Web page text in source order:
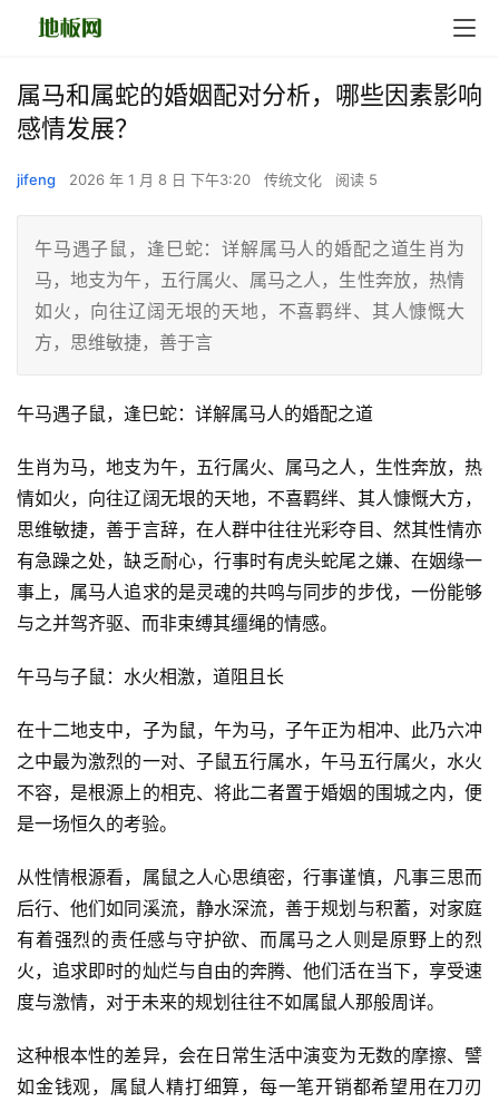
属马和属蛇的婚姻配对分析，哪些因素影响
感情发展？
jifeng 2026 年 1 月 8 日 下午3:20 传统文化 阅读 5
午马遇子鼠，逢巳蛇：详解属马人的婚配之道生肖为
马，地支为午，五行属火、属马之人，生性奔放，热情
如火，向往辽阔无垠的天地，不喜羁绊、其人慷慨大
方，思维敏捷，善于言
午马遇子鼠，逢巳蛇：详解属马人的婚配之道
生肖为马，地支为午，五行属火、属马之人，生性奔放，热
情如火，向往辽阔无垠的天地，不喜羁绊、其人慷慨大方，
思维敏捷，善于言辞，在人群中往往光彩夺目、然其性情亦
有急躁之处，缺乏耐心，行事时有虎头蛇尾之嫌、在姻缘一
事上，属马人追求的是灵魂的共鸣与同步的步伐，一份能够
与之并驾齐驱、而非束缚其缰绳的情感。
午马与子鼠：水火相激，道阻且长
在十二地支中，子为鼠，午为马，子午正为相冲、此乃六冲
之中最为激烈的一对、子鼠五行属水，午马五行属火，水火
不容，是根源上的相克、将此二者置于婚姻的围城之内，便
是一场恒久的考验。
从性情根源看，属鼠之人心思缜密，行事谨慎，凡事三思而
后行、他们如同溪流，静水深流，善于规划与积蓄，对家庭
有着强烈的责任感与守护欲、而属马之人则是原野上的烈
火，追求即时的灿烂与自由的奔腾、他们活在当下，享受速
度与激情，对于未来的规划往往不如属鼠人那般周详。
这种根本性的差异，会在日常生活中演变为无数的摩擦、譬
如金钱观，属鼠人精打细算，每一笔开销都希望用在刀刃